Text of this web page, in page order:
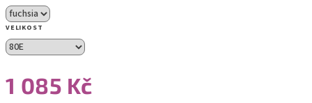
VELIKOST
1 085 Kč